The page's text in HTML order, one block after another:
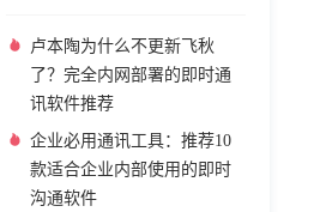
卢本陶为什么不更新飞秋
了？完全内网部署的即时通
讯软件推荐
企业必用通讯工具：推荐10
款适合企业内部使用的即时
沟通软件